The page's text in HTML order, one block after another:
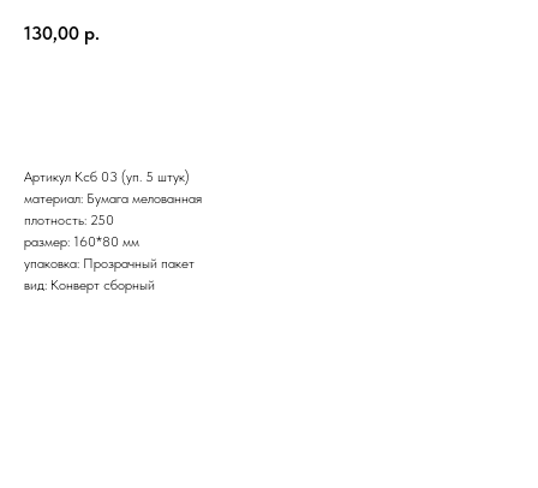
130,00 р.
Артикул Ксб 03 (уп. 5 штук)
материал: Бумага мелованная
плотность: 250
размер: 160*80 мм
упаковка: Прозрачный пакет
вид: Конверт сборный